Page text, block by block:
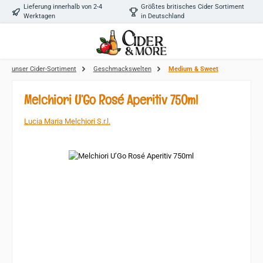
Zum Hauptinhalt springen
Lieferung innerhalb von 2-4
Werktagen
Größtes britisches Cider Sortiment
in Deutschland
unser Cider-Sortiment Geschmackswelten Medium & Sweet
Melchiori U’Go Rosé Aperitiv 750ml
Lucia Maria Melchiori S.r.l.
Bildergalerie überspringen